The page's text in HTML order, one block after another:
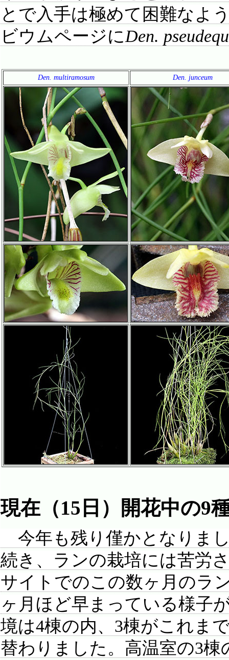
とで入手は極めて困難なよ
ビウムページにDen.
Den. multiramosum Den. junceum
現在（15日）開花中の9
今年も残り僅かとなりま
続き、ランの栽培には苦労
サイトでのこの数ヶ月のラ
ヶ月ほど早まっている様子
境は4棟の内、3棟がこれま
替わりました。高温室の3